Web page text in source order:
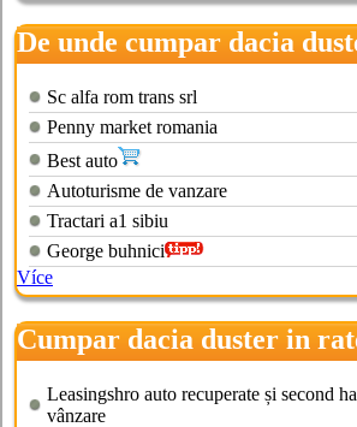
De unde cumpar dacia
Sc alfa rom trans srl
Penny market romania
Best auto
Autoturisme de vanzare
Tractari a1 sibiu
George buhnici
Více
Cumpar dacia duster in
Leasingshro auto recuperate și second
vânzare